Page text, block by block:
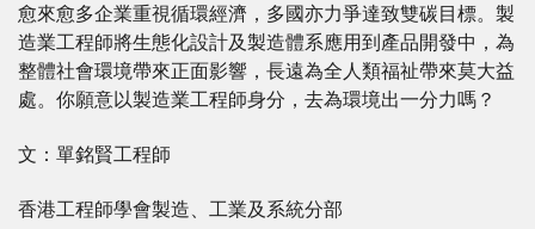
愈來愈多企業重視循環經濟，多國亦力爭達致雙碳目標。製
造業工程師將生態化設計及製造體系應用到產品開發中，為
整體社會環境帶來正面影響，長遠為全人類福祉帶來莫大益
處。你願意以製造業工程師身分，去為環境出一分力嗎？
文：單銘賢工程師
香港工程師學會製造、工業及系統分部